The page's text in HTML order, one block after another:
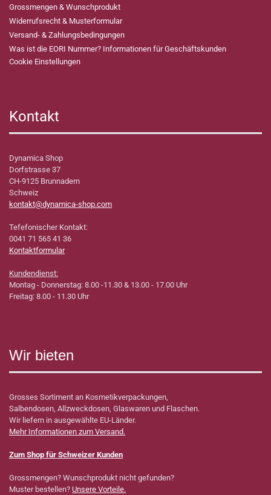
Grossmengen & Wunschprodukt
Widerrufsrecht & Musterformular
Versand- & Zahlungsbedingungen
Was ist die EORI Nummer? Informationen für Geschäftskunden
Cookie Einstellungen
Kontakt
Dynamica Shop
Dorfstrasse 37
CH-9125 Brunnadern
Schweiz
kontakt@dynamica-shop.com
Tefefonischer Kontakt:
0041 71 565 41 36
Kontaktformular
Kundendienst:
Montag - Donnerstag: 8.00 -11.30 & 13.00 - 17.00 Uhr
Freitag: 8.00 - 11.30 Uhr
Wir bieten
Grosses Sortiment an Kosmetikverpackungen,
Salbendosen, Allzweckdosen, Glaswaren und Flaschen.
Wir liefern in ausgewählte EU-Länder.
Mehr Informationen zum Versand.
Zum Shop für Schweizer Kunden
Grossmengen? Wunschprodukt nicht gefunden?
Muster bestellen? Unsere Vorteile.